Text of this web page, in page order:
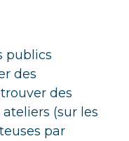
publics
des
des
(sur les
par